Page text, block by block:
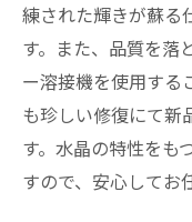
練された輝きが蘇る
す。また、品質を落
ー溶接機を使用する
も珍しい修復にて新
す。水晶の特性をも
すので、安心してお